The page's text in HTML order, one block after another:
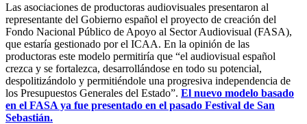
Las asociaciones de productoras audiovisuales presentaron al
representante del Gobierno español el proyecto de creación del
Fondo Nacional Público de Apoyo al Sector Audiovisual (FASA),
que estaría gestionado por el ICAA. En la opinión de las
productoras este modelo permitiría que “el audiovisual español
crezca y se fortalezca, desarrollándose en todo su potencial,
despolitizándolo y permitiéndole una progresiva independencia de
los Presupuestos Generales del Estado”. El nuevo modelo basado
en el FASA ya fue presentado en el pasado Festival de San
Sebastián.